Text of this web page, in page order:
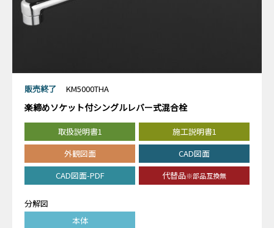
販売終了 KM5000THA
楽締めソケット付シングルレバー式混合栓
取扱説明書1
施工説明書1
外観図面
CAD図面
CAD図面-PDF
代替品※部品互換無
分解図
本体